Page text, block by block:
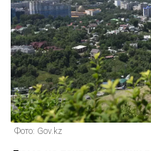
Фото: Gov.kz